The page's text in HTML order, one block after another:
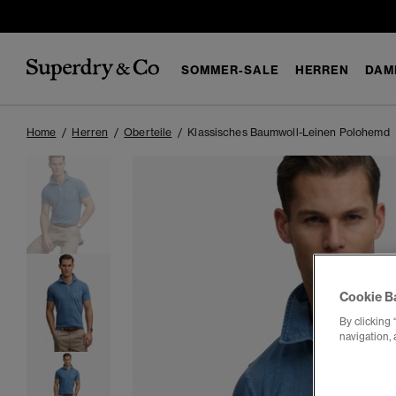
SOMMER-SALE HERREN
Home Herren Oberteile Klassisches Baumwoll-Leinen Polohemd
Cookie
By clicking
navigation,